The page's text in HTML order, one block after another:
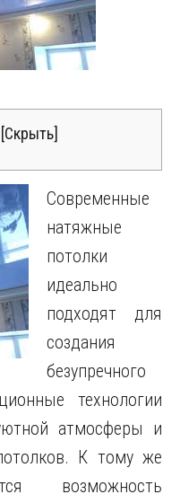
[Скрыть]
Современные
натяжные
потолки
идеально
подходят для
создания
безупречного
технологии
атмосферы и
К тому же
возможность